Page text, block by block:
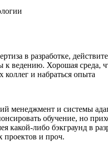
в разработке,
к ведению. Хорошая среда,
коллег и набраться опыта
менеджмент и системы
обучение, но
какой-либо бэкграунд в
проектов и проч.